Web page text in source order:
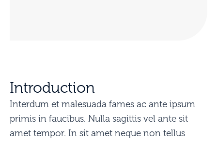
Introduction
Interdum et malesuada fames ac ante ipsum
primis in faucibus. Nulla sagittis vel ante sit
amet tempor. In sit amet neque non tellus